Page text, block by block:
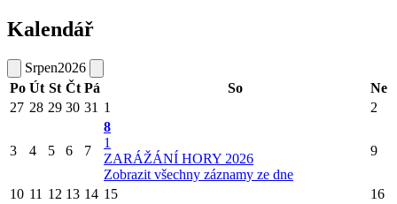
Kalendář
Srpen2026
Po Út St Čt Pá So
Ne
27 28 29 30 31 1 2
3 4 5 6 7
8
1
ZARÁŽÁNÍ HORY 2026
Zobrazit všechny záznamy ze dne
9
10 11 12 13 14 15 16